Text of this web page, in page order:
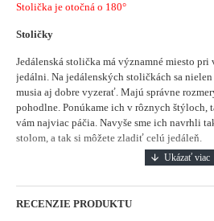
Stolička je otočná o 180°
Stoličky
Jedálenská stolička má významné miesto
jedálni. Na jedálenských stoličkách sa
musia aj dobre vyzerať. Majú správne
pohodlne. Ponúkame ich v rôznych štýloch,
vám najviac páčia. Navyše sme ich navrhli
stolom, a tak si môžete zladiť celú jedáleň.
RECENZIE PRODUKTU